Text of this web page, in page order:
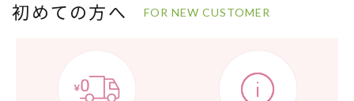
初めての方へ FOR NEW CUSTOMER